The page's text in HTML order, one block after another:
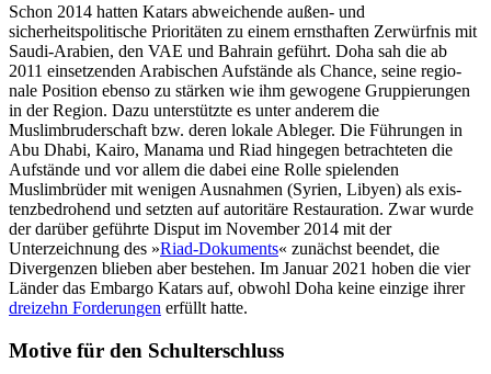
Schon 2014 hatten Katars abweichende außen- und
sicherheitspolitische Prioritäten zu einem ernsthaften Zerwürfnis mit
Saudi-Arabien, den VAE und Bahrain geführt. Doha sah die ab
2011 einsetzenden Ara­bischen Aufstände als Chance, seine regio­
nale Position ebenso zu stärken wie ihm gewogene Gruppierungen
in der Region. Dazu unterstützte es unter anderem die
Muslimbruderschaft bzw. deren lokale Ab­leger. Die Führungen in
Abu Dhabi, Kairo, Manama und Riad hingegen betrachteten die
Aufstände und vor allem die dabei eine Rolle spielenden
Muslimbrüder mit weni­gen Ausnahmen (Syrien, Libyen) als exis­
tenzbedrohend und setzten auf autoritäre Restauration. Zwar wurde
der darüber geführte Disput im November 2014 mit der
Unterzeichnung des »Riad-Dokuments« zunächst beendet, die
Divergenzen blieben aber bestehen. Im Januar 2021 hoben die vier
Länder das Embargo Katars auf, obwohl Doha keine einzige ihrer
dreizehn Forde­rungen erfüllt hatte.
Motive für den Schulterschluss